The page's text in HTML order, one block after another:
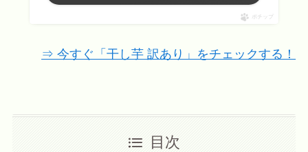
ポチップ
⇒ 今すぐ「干し芋 訳あり」をチェックする！
目次